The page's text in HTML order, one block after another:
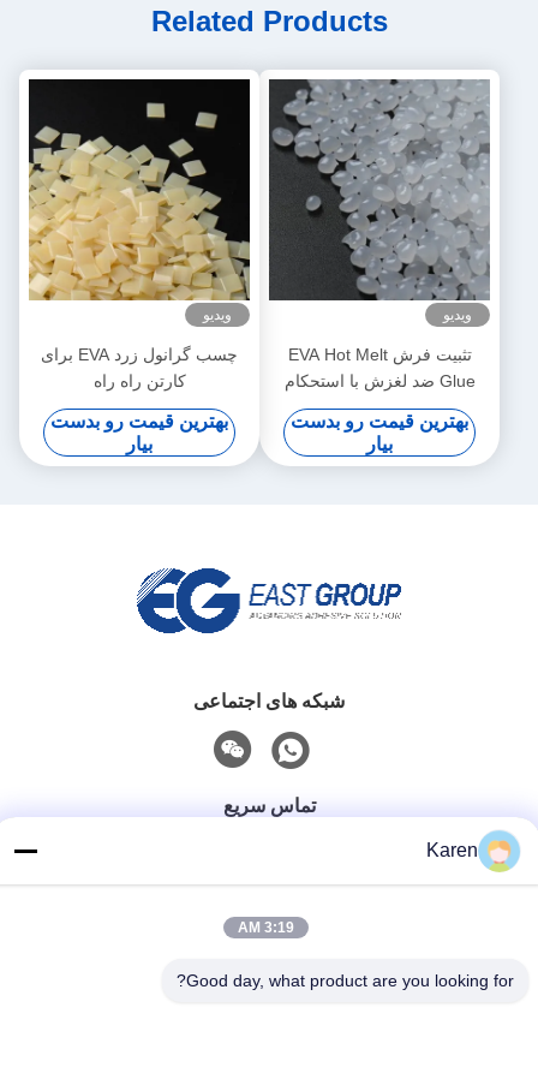
Related Products
ویدیو
تثبیت فرش EVA Hot Melt
Glue ضد لغزش با استحکام
عالی چسبندگی گلوله دانه
بهترین قیمت رو بدست
بیار
ویدیو
چسب گرانول زرد EVA برای
کارتن راه راه
بهترین قیمت رو بدست
بیار
شبکه های اجتماعی
تماس سریع
تلفن
+86-18912490312
karenyang@wxszzd.com
Karen
3:19 AM
Good day, what product are you looking for?